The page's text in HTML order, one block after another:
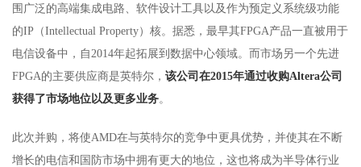
围广泛的高端集成电路、软件设计工具以及作为预定义系统级功能
的IP（Intellectual Property）核。据悉，最早其FPGA产品一直被用于
电信设备中，自2014年起拓展到数据中心领域。而市场另一个先进
FPGA的主要供应商是英特尔， 该公司在2015年通过收购Altera公司
获得了市场地位以及更多业务。
此次并购，将使AMD在与英特尔的竞争中更具优势，并使其在不断
增长的电信和国防市场中拥有更大的地位，这也将成为半导体行业